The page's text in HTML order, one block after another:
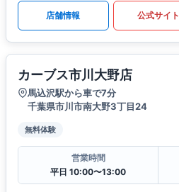
店舗情報 公式サイト
カーブス市川大野店
馬込沢駅から車で7分
千葉県市川市南大野3丁目24
無料体験
営業時間
平日 10:00〜13:00